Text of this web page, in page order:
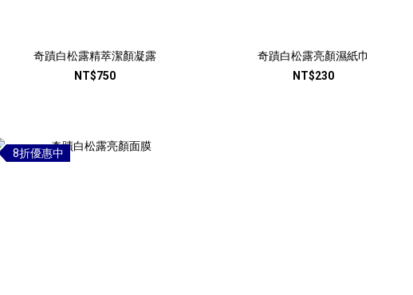
奇蹟白松露精萃潔顏凝露
NT$750
奇蹟白松露亮顏濕紙巾
NT$230
8折優惠中